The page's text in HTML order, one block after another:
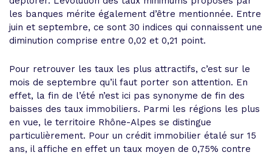
les banques mérite également d’être mentionnée. Entre
juin et septembre, ce sont 30 indices qui connaissent une
diminution comprise entre 0,02 et 0,21 point.
Pour retrouver les taux les plus attractifs, c’est sur le
mois de septembre qu’il faut porter son attention. En
effet, la fin de l’été n’est ici pas synonyme de fin des
baisses des taux immobiliers. Parmi les régions les plus
en vue, le territoire Rhône-Alpes se distingue
particulièrement. Pour un crédit immobilier étalé sur 15
ans, il affiche en effet un taux moyen de 0,75% contre